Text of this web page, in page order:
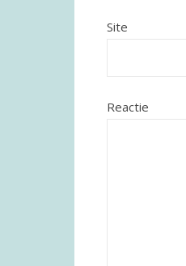
Site
Reactie